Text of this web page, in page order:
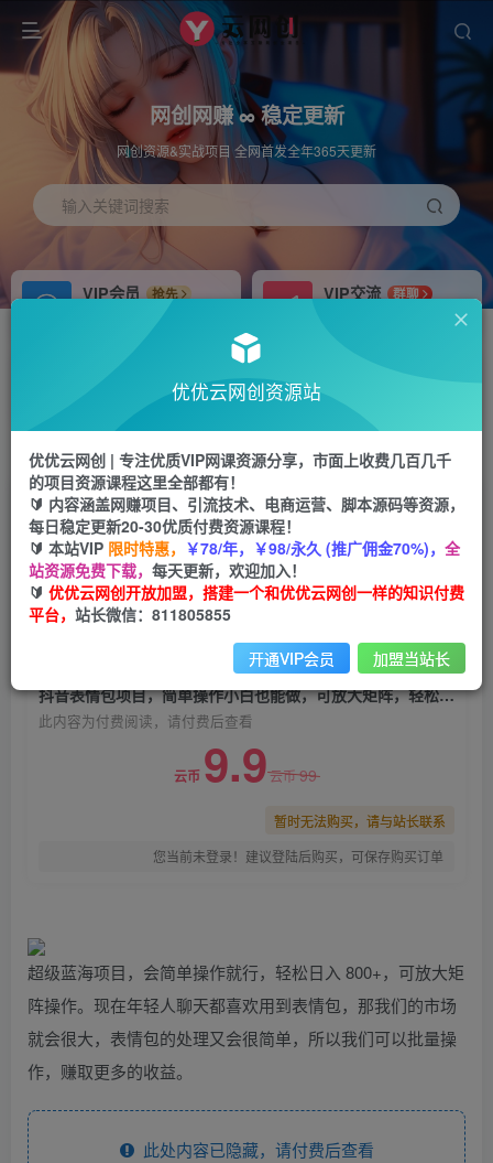
网创网赚 ∞ 稳定更新
网创资源&实战项目 全网首发全年365天更新
输入关键词搜索
VIP会员
抢先
免费下载全站资源
VIP交流
群聊
研究探讨更多创业项目路子。
站长V：hu91275
推荐
首页 福源网 正文
抖音表情包项目，简单操作小白也能做，可放大矩
阵，轻松日入800+，
优优云网创
2年前发布
关注 私信
抖音表情包项目，简单操作小白也能做，可放大矩阵，轻松日入800+，
此内容为付费阅读，请付费后查看
云币 9.9云币99
暂时无法购买，请与站长联系
您当前未登录！建议登陆后购买，可保存购买订单
超级蓝海项目，会简单操作就行，轻松日入 800+，可放大矩
阵操作。现在年轻人聊天都喜欢用到表情包，那我们的市场
就会很大，表情包的处理又会很简单，所以我们可以批量操
作，赚取更多的收益。
此处内容已隐藏，请付费后查看
优优云网创资源站
优优云网创 | 专注优质VIP网课资源分享，市面上收费几百几千
的项目资源课程这里全部都有！
🔰 内容涵盖网赚项目、引流技术、电商运营、脚本源码等资源，
每日稳定更新20-30优质付费资源课程！
🔰 本站VIP 限时特惠， ￥78/年，￥98/永久 (推广佣金70%)， 全
站资源免费下载， 每天更新，欢迎加入！
🔰 优优云网创开放加盟，搭建一个和优优云网创一样的知识付费
平台， 站长微信：811805855
开通VIP会员 加盟当站长